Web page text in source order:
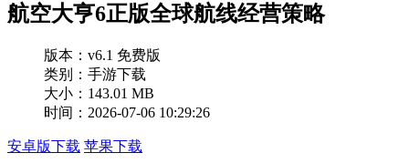
航空大亨6正版全球航线经营策略
版本： v6.1 免费版
类别：手游下载
大小：143.01 MB
时间：2026-07-06 10:29:26
安卓版下载 苹果下载